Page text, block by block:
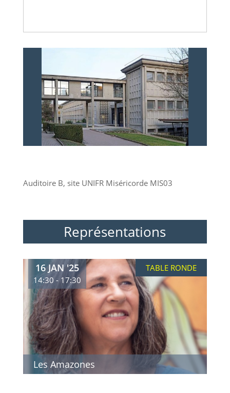
Auditoire B, site UNIFR Miséricorde MIS03
Représentations
Les Amazones
16 JAN '25
14:30 - 17:30
TABLE RONDE